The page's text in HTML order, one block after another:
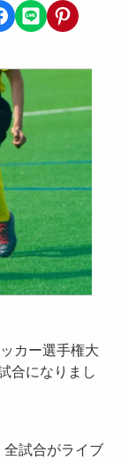
on Facebook
Share on LINEShare on
カー選手権大
合になりまし
試合がライブ